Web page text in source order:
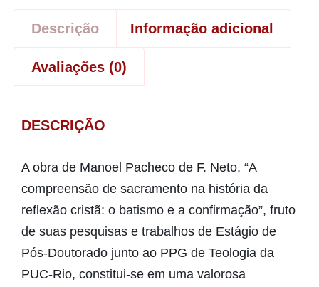
Descrição Informação adicional
Avaliações (0)
DESCRIÇÃO
A obra de Manoel Pacheco de F. Neto, “A
compreensão de sacramento na história da
reflexão cristã: o batismo e a confirmação”, fruto
de suas pesquisas e trabalhos de Estágio de
Pós-Doutorado junto ao PPG de Teologia da
PUC-Rio, constitui-se em uma valorosa